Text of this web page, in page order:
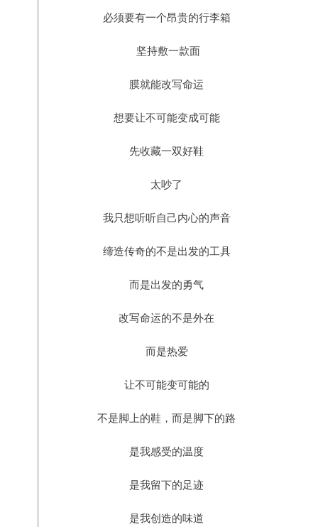
必须要有一个昂贵的行李箱
坚持敷一款面
膜就能改写命运
想要让不可能变成可能
先收藏一双好鞋
太吵了
我只想听听自己内心的声音
缔造传奇的不是出发的工具
而是出发的勇气
改写命运的不是外在
而是热爱
让不可能变可能的
不是脚上的鞋，而是脚下的路
是我感受的温度
是我留下的足迹
是我创造的味道